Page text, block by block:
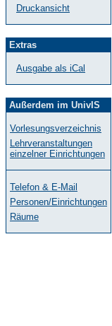
Druckansicht
Extras
Ausgabe als iCal
Außerdem im UnivIS
Vorlesungsverzeichnis
Lehrveranstaltungen
einzelner Einrichtungen
Telefon & E-Mail
Personen/Einrichtungen
Räume